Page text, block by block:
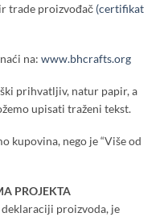
trade proizvođač (certifikat
na: www.bhcrafts.org
prihvatljiv, natur papir, a
upisati traženi tekst.
kupovina, nego je “Više od
PROJEKTA
proizvoda, je